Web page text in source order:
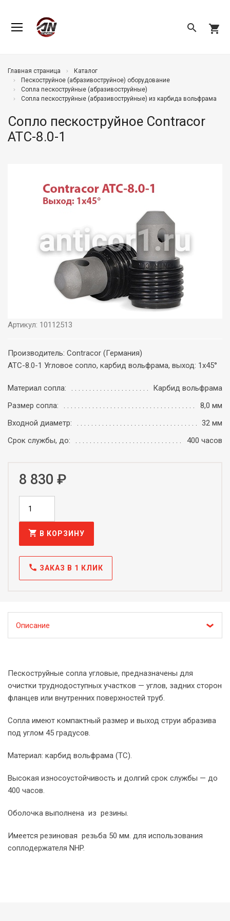
search shopping_cart
Главная страница
Каталог
Пескоструйное (абразивоструйное) оборудование
Сопла пескоструйные (абразивоструйные)
Сопла пескоструйные (абразивоструйные) из карбида вольфрама
Сопло пескоструйное Contracor
ATC-8.0-1
Артикул: 10112513
Производитель: Contracor (Германия)
ATC-8.0-1 Угловое сопло, карбид вольфрама, выход: 1х45°
Материал сопла:
Карбид вольфрама
Размер сопла:
8,0 мм
Входной диаметр:
32 мм
Срок службы, до:
400 часов
8 830 ₽
shopping_cart В КОРЗИНУ
call ЗАКАЗ В 1 КЛИК
Описание
Пескоструйные сопла угловые, предназначены для
очистки труднодоступных участков — углов, задних сторон
фланцев или внутренних поверхностей труб.
Сопла имеют компактный размер и выход струи абразива
под углом 45 градусов.
Материал: карбид вольфрама (TC).
Высокая износоустойчивость и долгий срок службы — до
400 часов.
Оболочка выполнена из резины.
Имеется резиновая резьба 50 мм. для использования
соплодержателя NHP.